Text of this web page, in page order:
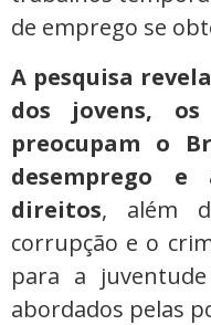
de emprego se
A pesquisa
dos jovens,
preocupam o
desemprego
direitos, além
corrupção e o
para a
abordados pelas